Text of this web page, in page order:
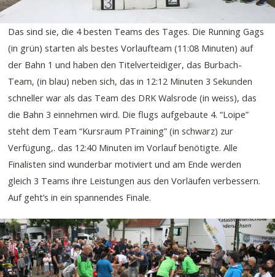
Das sind sie, die 4 besten Teams des Tages. Die Running Gags
(in grün) starten als bestes Vorlaufteam (11:08 Minuten) auf
der Bahn 1 und haben den Titelverteidiger, das Burbach-
Team, (in blau) neben sich, das in 12:12 Minuten 3 Sekunden
schneller war als das Team des DRK Walsrode (in weiss), das
die Bahn 3 einnehmen wird. Die flugs aufgebaute 4. “Loipe”
steht dem Team “Kursraum PTraining” (in schwarz) zur
Verfügung,. das 12:40 Minuten im Vorlauf benötigte. Alle
Finalisten sind wunderbar motiviert und am Ende werden
gleich 3 Teams ihre Leistungen aus den Vorläufen verbessern.
Auf geht’s in ein spannendes Finale.